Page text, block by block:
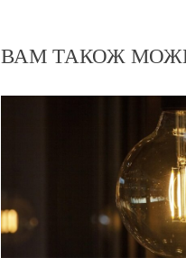
ВАМ ТАКОЖ